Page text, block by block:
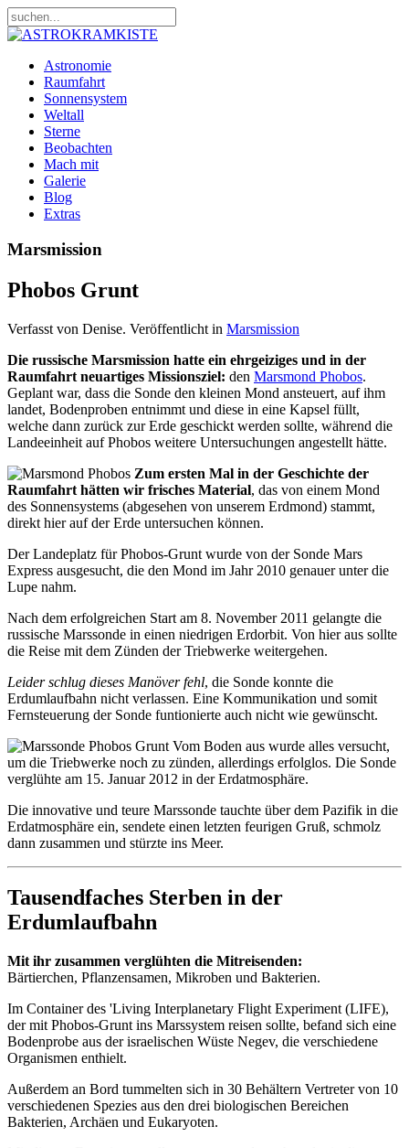
Astronomie
Raumfahrt
Sonnensystem
Weltall
Sterne
Beobachten
Mach mit
Galerie
Blog
Extras
Marsmission
Phobos Grunt
Verfasst von Denise. Veröffentlicht in Marsmission
Die russische Marsmission hatte ein ehrgeiziges und in der
Raumfahrt neuartiges Missionsziel: den Marsmond Phobos.
Geplant war, dass die Sonde den kleinen Mond ansteuert, auf ihm
landet, Bodenproben entnimmt und diese in eine Kapsel füllt,
welche dann zurück zur Erde geschickt werden sollte, während die
Landeeinheit auf Phobos weitere Untersuchungen angestellt hätte.
Zum ersten Mal in der Geschichte der
Raumfahrt hätten wir frisches Material, das von einem Mond
des Sonnensystems (abgesehen von unserem Erdmond) stammt,
direkt hier auf der Erde untersuchen können.
Der Landeplatz für Phobos-Grunt wurde von der Sonde Mars
Express ausgesucht, die den Mond im Jahr 2010 genauer unter die
Lupe nahm.
Nach dem erfolgreichen Start am 8. November 2011 gelangte die
russische Marssonde in einen niedrigen Erdorbit. Von hier aus sollte
die Reise mit dem Zünden der Triebwerke weitergehen.
Leider schlug dieses Manöver fehl, die Sonde konnte die
Erdumlaufbahn nicht verlassen. Eine Kommunikation und somit
Fernsteuerung der Sonde funtionierte auch nicht wie gewünscht.
Vom Boden aus wurde alles versucht,
um die Triebwerke noch zu zünden, allerdings erfolglos. Die Sonde
verglühte am 15. Januar 2012 in der Erdatmosphäre.
Die innovative und teure Marssonde tauchte über dem Pazifik in die
Erdatmosphäre ein, sendete einen letzten feurigen Gruß, schmolz
dann zusammen und stürzte ins Meer.
Tausendfaches Sterben in der
Erdumlaufbahn
Mit ihr zusammen verglühten die Mitreisenden:
Bärtierchen, Pflanzensamen, Mikroben und Bakterien.
Im Container des 'Living Interplanetary Flight Experiment (LIFE),
der mit Phobos-Grunt ins Marssystem reisen sollte, befand sich eine
Bodenprobe aus der israelischen Wüste Negev, die verschiedene
Organismen enthielt.
Außerdem an Bord tummelten sich in 30 Behältern Vertreter von 10
verschiedenen Spezies aus den drei biologischen Bereichen
Bakterien, Archäen und Eukaryoten.